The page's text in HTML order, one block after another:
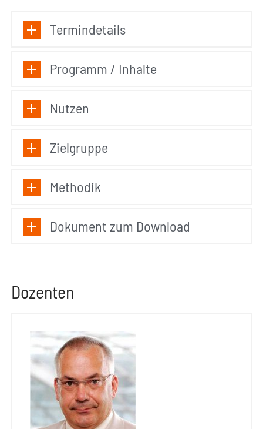
Termindetails
Programm / Inhalte
Nutzen
Zielgruppe
Methodik
Dokument zum Download
Dozenten